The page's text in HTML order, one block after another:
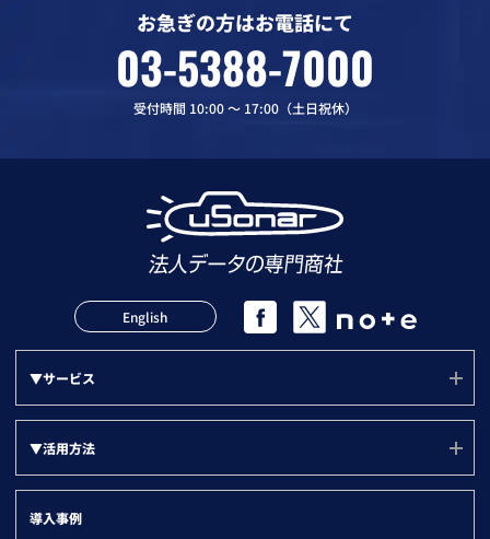
お急ぎの方はお電話にて
03-5388-7000
受付時間 10:00 〜 17:00（土日祝休）
English
▼サービス
サービス(ユーソナー)
プランソナー
▼活用方法
活用方法(TOP)
導入事例